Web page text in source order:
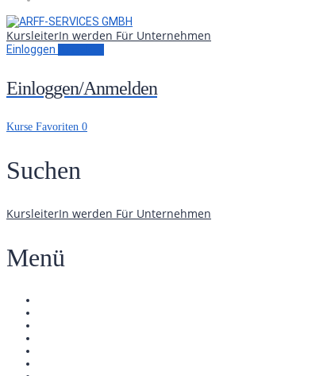
KursleiterIn werden Für Unternehmen
Einloggen
Einloggen/Anmelden
Kurse Favoriten 0
Suchen
KursleiterIn werden Für Unternehmen
Menü